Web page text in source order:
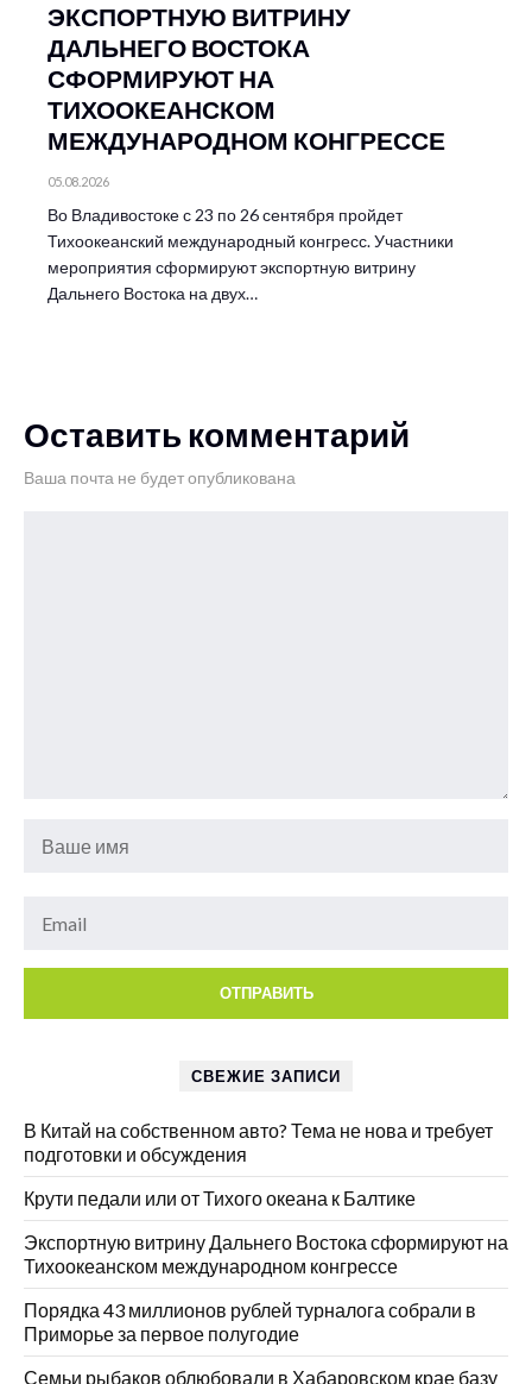
ЭКСПОРТНУЮ ВИТРИНУ
ДАЛЬНЕГО ВОСТОКА
СФОРМИРУЮТ НА
ТИХООКЕАНСКОМ
МЕЖДУНАРОДНОМ КОНГРЕССЕ
05.08.2026
Во Владивостоке с 23 по 26 сентября пройдет
Тихоокеанский международный конгресс. Участники
мероприятия сформируют экспортную витрину
Дальнего Востока на двух…
Оставить комментарий
Ваша почта не будет опубликована
СВЕЖИЕ ЗАПИСИ
В Китай на собственном авто? Тема не нова и требует
подготовки и обсуждения
Крути педали или от Тихого океана к Балтике
Экспортную витрину Дальнего Востока сформируют на
Тихоокеанском международном конгрессе
Порядка 43 миллионов рублей турналога собрали в
Приморье за первое полугодие
Семьи рыбаков облюбовали в Хабаровском крае базу